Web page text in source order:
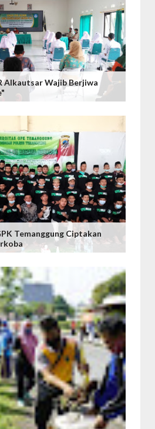
Alkautsar Wajib Berjiwa
Temanggung Ciptakan